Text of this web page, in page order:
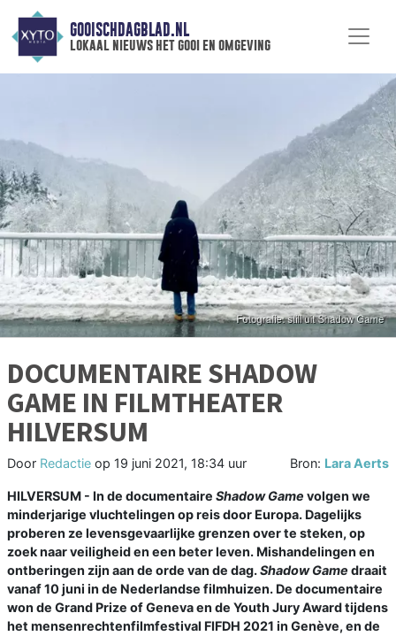
GOOISCHDAGBLAD.NL
lokaal nieuws het gooi en omgeving
DOCUMENTAIRE SHADOW
GAME IN FILMTHEATER
HILVERSUM
Door Redactie op 19 juni 2021, 18:34 uur Bron: Lara Aerts
HILVERSUM - In de documentaire Shadow Game volgen we
minderjarige vluchtelingen op reis door Europa. Dagelijks
proberen ze levensgevaarlijke grenzen over te steken, op
zoek naar veiligheid en een beter leven. Mishandelingen en
ontberingen zijn aan de orde van de dag.Shadow Game draait
vanaf 10 juni in de Nederlandse filmhuizen. De documentaire
won de Grand Prize of Geneva en de Youth Jury Award tijdens
het mensenrechtenfilmfestival FIFDH 2021 in Genève, en de